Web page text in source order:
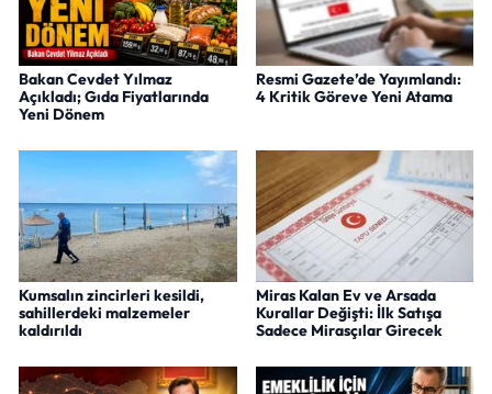
Bakan Cevdet Yılmaz
Açıkladı; Gıda Fiyatlarında
Yeni Dönem
Resmi Gazete’de Yayımlandı:
4 Kritik Göreve Yeni Atama
Kumsalın zincirleri kesildi,
sahillerdeki malzemeler
kaldırıldı
Miras Kalan Ev ve Arsada
Kurallar Değişti: İlk Satışa
Sadece Mirasçılar Girecek